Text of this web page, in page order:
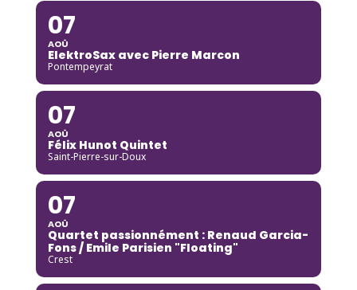
07
AOÛ
ElektroSax avec Pierre Marcon
Pontempeyrat
07
AOÛ
Félix Hunot Quintet
Saint-Pierre-sur-Doux
07
AOÛ
Quartet passionnément : Renaud Garcia-
Fons / Emile Parisien "Floating"
Crest